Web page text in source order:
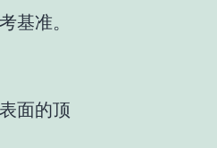
基准。
面的顶